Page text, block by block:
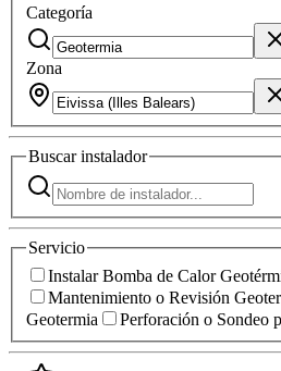
Categoría
Zona
Buscarinstalador
Servicio
Instalar Bomba de Calor
Mantenimiento o Revisión
Geotermia
Perforación o Sondeo